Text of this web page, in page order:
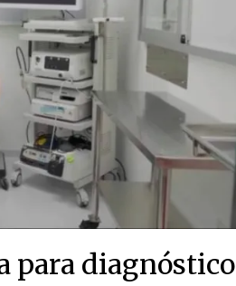
para diagnóstico